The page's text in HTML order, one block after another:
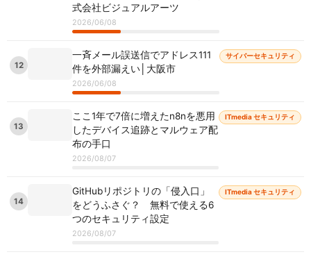
式会社ビジュアルアーツ
2026/06/08
12
一斉メール誤送信でアドレス111
件を外部漏えい│大阪市
2026/06/08
サイバーセキュリティ
13
ここ1年で7倍に増えたn8nを悪用
したデバイス追跡とマルウェア配
布の手口
2026/08/07
ITmedia セキュリティ
14
GitHubリポジトリの「侵入口」
をどうふさぐ？ 無料で使える6
つのセキュリティ設定
2026/08/07
ITmedia セキュリティ